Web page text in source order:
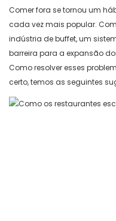
Comer fora se tornou um
cada vez mais popular.
indústria de buffet, um
barreira para a expansão
Como resolver esses
certo, temos as seguintes